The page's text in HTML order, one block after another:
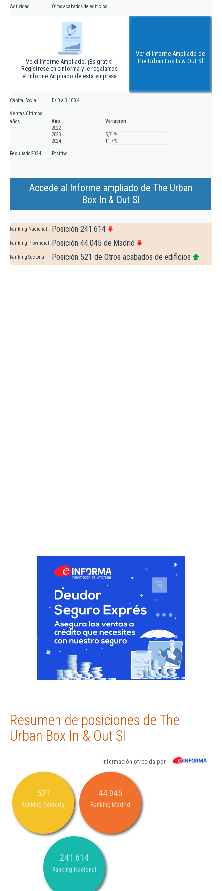
Actividad Otros acabados de edificios
Ve el Informe Ampliado. ¡Es gratis!
Regístrese en eInforma y le regalamos
el Informe Ampliado de esta empresa
Ver el Informe Ampliado de
The Urban Box In & Out Sl
Capital Social De 0 a 3.100 €
Ventas últimos
años
Año
Variación
2022
2023
5,71 %
2024
11,7 %
Resultado 2024 Positivo
Accede al Informe ampliado de The Urban
Box In & Out Sl
Ranking Nacional Posición 241.614
Ranking Provincial Posición 44.045 de Madrid
Ranking Sectorial Posición 521 de Otros acabados de edificios
Resumen de posiciones de The
Urban Box In & Out Sl
Información ofrecida por
521
Ranking Sectorial
44.045
Ranking Madrid
241.614
Ranking Nacional